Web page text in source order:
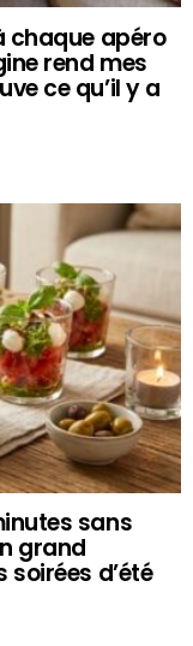
chaque apéro
rend mes
ce qu’il y a
sans
grand
d’été